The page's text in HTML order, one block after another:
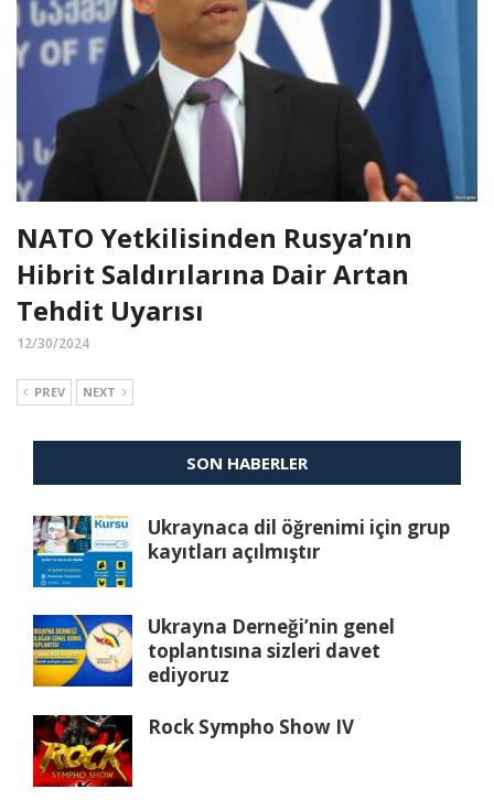
NATO Yetkilisinden Rusya’nın
Hibrit Saldırılarına Dair Artan
Tehdit Uyarısı
12/30/2024
PREV NEXT
SON HABERLER
Ukraynaca dil öğrenimi için grup
kayıtları açılmıştır
Ukrayna Derneği’nin genel
toplantısına sizleri davet
ediyoruz
Rock Sympho Show IV